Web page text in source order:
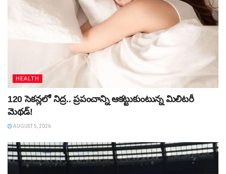
HEALTH
120 సెకన్లలో నిద్ర.. ప్రపంచాన్ని ఆకట్టుకుంటున్న మిలిటరీ
మెథడ్!
AUGUST 5, 2026